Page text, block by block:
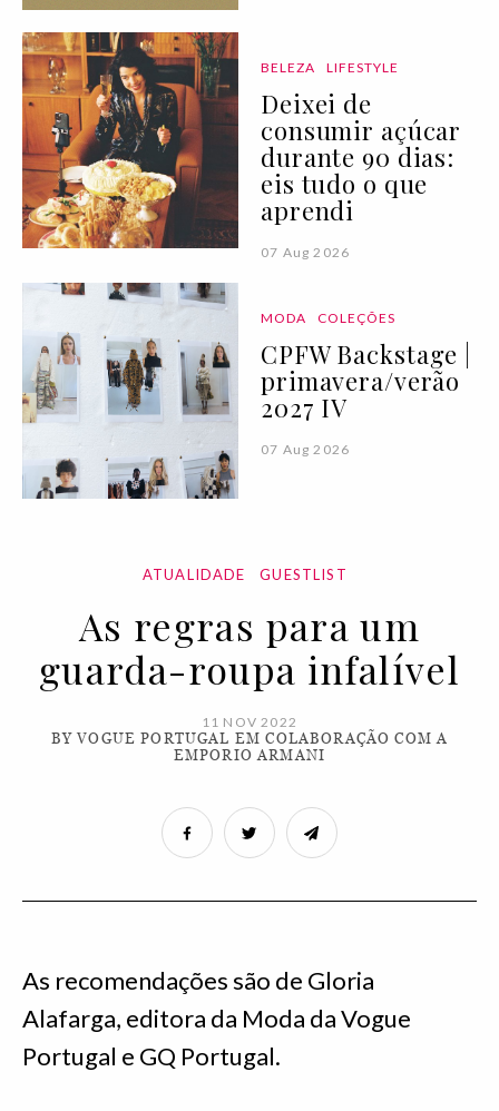
BELEZA LIFESTYLE
Deixei de
consumir açúcar
durante 90 dias:
eis tudo o que
aprendi
07 Aug 2026
MODA COLEÇÕES
CPFW Backstage |
primavera/verão
2027 IV
07 Aug 2026
ATUALIDADE GUESTLIST
As regras para um
guarda-roupa infalível
11 NOV 2022
BY VOGUE PORTUGAL EM COLABORAÇÃO COM A
EMPORIO ARMANI
As recomendações são de Gloria
Alafarga, editora da Moda da Vogue
Portugal e GQ Portugal.